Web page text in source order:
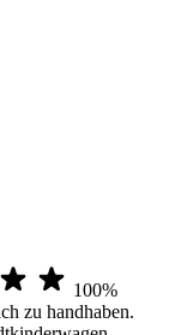
100%
zu handhaben.